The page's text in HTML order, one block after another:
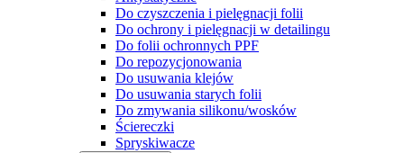
Do czyszczenia i pielęgnacji folii
Do ochrony i pielęgnacji w detailingu
Do folii ochronnych PPF
Do repozycjonowania
Do usuwania klejów
Do usuwania starych folii
Do zmywania silikonu/wosków
Ściereczki
Spryskiwacze